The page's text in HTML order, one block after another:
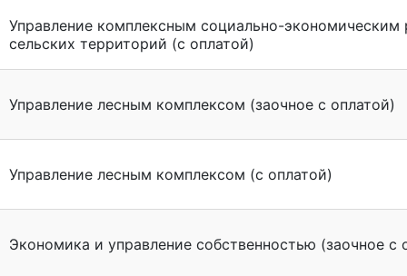
Управление комплексным социально-экономическим
сельских территорий (с оплатой)
Управление лесным комплексом (заочное с оплатой)
Управление лесным комплексом (с оплатой)
Экономика и управление собственностью (заочное с